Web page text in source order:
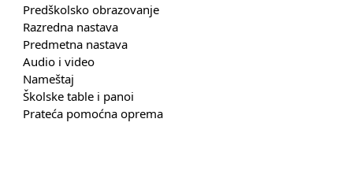
Predškolsko obrazovanje
Razredna nastava
Predmetna nastava
Audio i video
Nameštaj
Školske table i panoi
Prateća pomoćna oprema